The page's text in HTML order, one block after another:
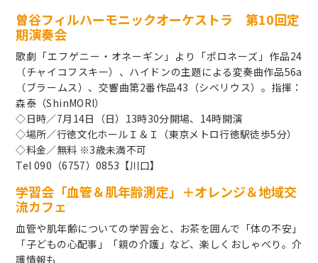
曽谷フィルハーモニックオーケストラ 第10回定
期演奏会
歌劇「エフゲニー・オネーギン」より「ポロネーズ」作品24
（チャイコフスキー）、ハイドンの主題による変奏曲作品56a
（ブラームス）、交響曲第2番作品43（シベリウス）。指揮：
森泰（ShinMORI）
◇日時／7月14日（日）13時30分開場、14時開演
◇場所／行徳文化ホールＩ＆Ｉ（東京メトロ行徳駅徒歩5分）
◇料金／無料 ※3歳未満不可
Tel 090（6757）0853【川口】
学習会「血管＆肌年齢測定」＋オレンジ＆地域交
流カフェ
血管や肌年齢についての学習会と、お茶を囲んで「体の不安」
「子どもの心配事」「親の介護」など、楽しくおしゃべり。介
護情報も